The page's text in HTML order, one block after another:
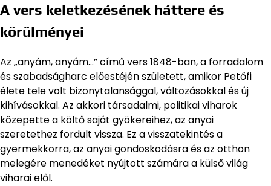
A vers keletkezésének háttere és
körülményei
Az „anyám, anyám…” című vers 1848-ban, a forradalom
és szabadságharc előestéjén született, amikor Petőfi
élete tele volt bizonytalansággal, változásokkal és új
kihívásokkal. Az akkori társadalmi, politikai viharok
közepette a költő saját gyökereihez, az anyai
szeretethez fordult vissza. Ez a visszatekintés a
gyermekkorra, az anyai gondoskodásra és az otthon
melegére menedéket nyújtott számára a külső világ
viharai elől.